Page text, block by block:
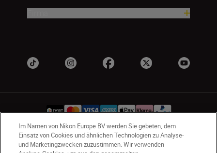
CH Nikon Sites
Im Namen von Nikon Europe BV werden Sie gebeten, dem
Einsatz von Cookies und ähnlichen Technologien zu Analyse-
und Marketingzwecken zuzustimmen. Wir verwenden